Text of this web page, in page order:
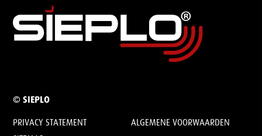
© SIEPLO
PRIVACY STATEMENT
ALGEMENE VOORWAARDEN